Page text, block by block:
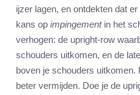
ijzer lagen, en ontdekten dat
kans op impingementin het
verhogen: de upright-row
schouders uitkomen, en de
boven je schouders uitkomen.
beter vermijden. Doe je de